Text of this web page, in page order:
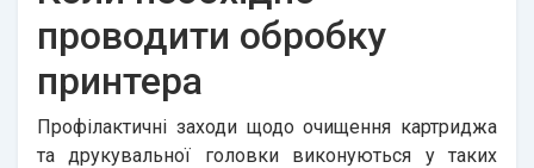
проводити обробку
принтера
Профілактичні заходи щодо очищення картриджа
та друкувальної головки виконуються у таких